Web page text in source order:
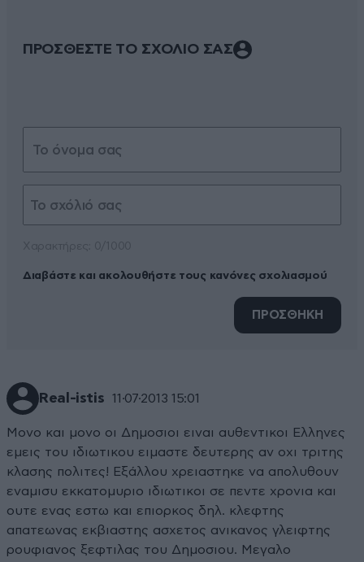
ΠΡΟΣΘΕΣΤΕ ΤΟ ΣΧΟΛΙΟ ΣΑΣ
Διαβάστε και ακολουθήστε τους κανόνες σχολιασμού
ΠΡΟΣΘΗΚΗ
Real-istis 11·07·2013 15:01
Μονο και μονο οι Δημοσιοι ειναι αυθεντικοι Ελληνες
εμεις του ιδιωτικου ειμαστε δευτερης αν οχι τριτης
κλασης πολιτες! Εξάλλου χρειαστηκε να απολυθουν
εναμισυ εκκατομυριο ιδιωτικοι σε πεντε χρονια και
ουτε ενας εστω και επιορκος δηλ. κλεφτης
απατεωνας εκβιαστης ασχετος ανικανος γλειφτης
ρουφιανος ξεφτιλας του Δημοσιου. Μεγαλο